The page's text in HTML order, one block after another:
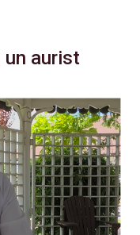
aurist